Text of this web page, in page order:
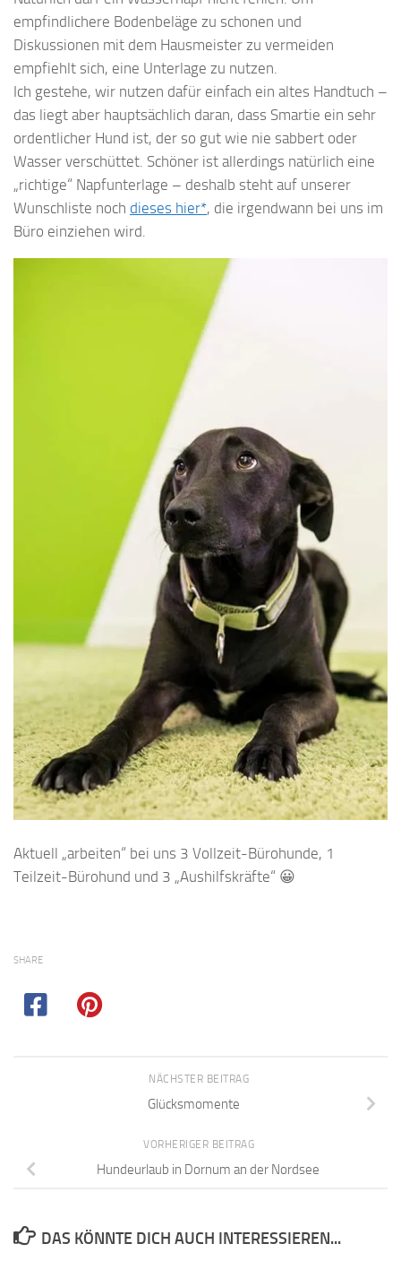
empfindlichere Bodenbeläge zu schonen und
Diskussionen mit dem Hausmeister zu vermeiden
empfiehlt sich, eine Unterlage zu nutzen.
Ich gestehe, wir nutzen dafür einfach ein altes Handtuch –
das liegt aber hauptsächlich daran, dass Smartie ein sehr
ordentlicher Hund ist, der so gut wie nie sabbert oder
Wasser verschüttet. Schöner ist allerdings natürlich eine
„richtige“ Napfunterlage – deshalb steht auf unserer
Wunschliste noch dieses hier*, die irgendwann bei uns im
Büro einziehen wird.
Aktuell „arbeiten“ bei uns 3 Vollzeit-Bürohunde, 1
Teilzeit-Bürohund und 3 „Aushilfskräfte“ 😀
SHARE
NÄCHSTER BEITRAG
Glücksmomente
VORHERIGER BEITRAG
Hundeurlaub in Dornum an der Nordsee
DAS KÖNNTE DICH AUCH INTERESSIEREN...